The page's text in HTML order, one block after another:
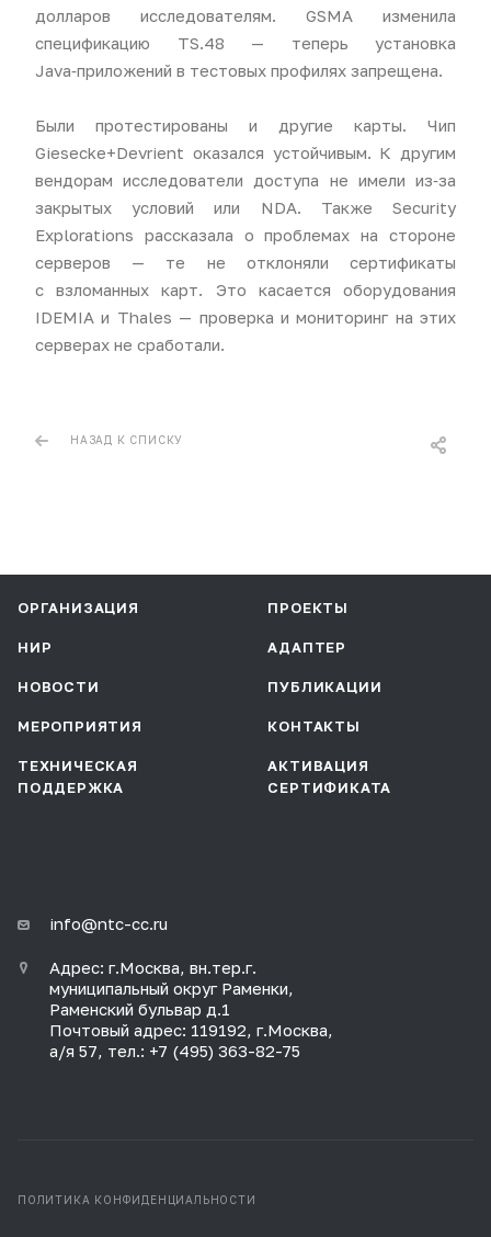
долларов исследователям. GSMA изменила
спецификацию TS.48 — теперь установка
Java‑приложений в тестовых профилях запрещена.
Были протестированы и другие карты. Чип
Giesecke+Devrient оказался устойчивым. К другим
вендорам исследователи доступа не имели из‑за
закрытых условий или NDA. Также Security
Explorations рассказала о проблемах на стороне
серверов — те не отклоняли сертификаты
с взломанных карт. Это касается оборудования
IDEMIA и Thales — проверка и мониторинг на этих
серверах не сработали.
НАЗАД К СПИСКУ
ОРГАНИЗАЦИЯ ПРОЕКТЫ
НИР АДАПТЕР
НОВОСТИ ПУБЛИКАЦИИ
МЕРОПРИЯТИЯ КОНТАКТЫ
ТЕХНИЧЕСКАЯ
ПОДДЕРЖКА
АКТИВАЦИЯ
СЕРТИФИКАТА
info@ntc-cc.ru
Адрес: г.Москва, вн.тер.г.
муниципальный округ Раменки,
Раменский бульвар д.1
Почтовый адрес: 119192, г.Москва,
а/я 57, тел.: +7 (495) 363-82-75
ПОЛИТИКА КОНФИДЕНЦИАЛЬНОСТИ